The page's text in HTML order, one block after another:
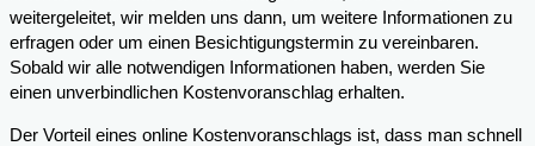
weitergeleitet, wir melden uns dann, um weitere Informationen zu
erfragen oder um einen Besichtigungstermin zu vereinbaren.
Sobald wir alle notwendigen Informationen haben, werden Sie
einen unverbindlichen Kostenvoranschlag erhalten.
Der Vorteil eines online Kostenvoranschlags ist, dass man schnell